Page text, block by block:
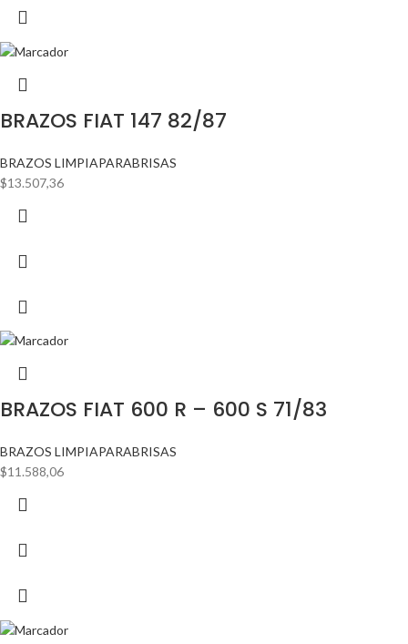
BRAZOS FIAT 147 82/87
BRAZOS LIMPIAPARABRISAS
$13.507,36
BRAZOS FIAT 600 R – 600 S 71/83
BRAZOS LIMPIAPARABRISAS
$11.588,06